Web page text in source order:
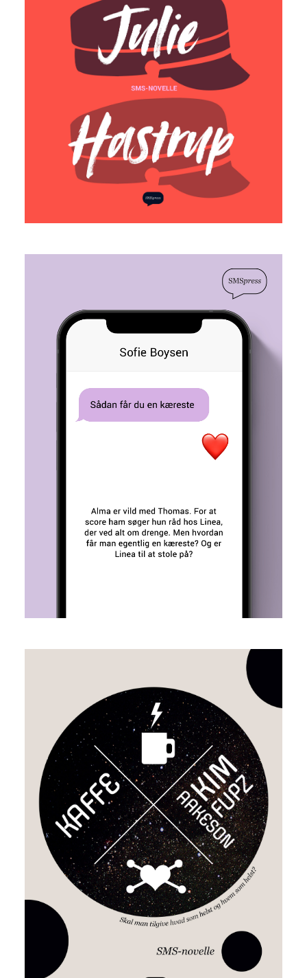
Julie Hastrup
Sådan får du en kæreste
Sofie Boysen
Kaffe
Kim Fupz Aakeson